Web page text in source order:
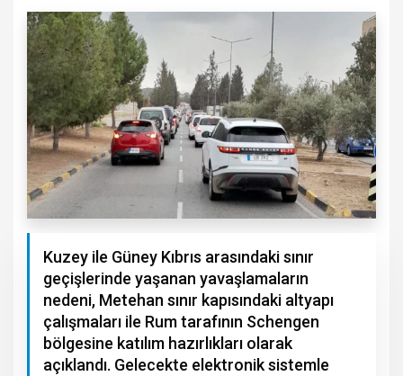
Kuzey ile Güney Kıbrıs arasındaki sınır
geçişlerinde yaşanan yavaşlamaların
nedeni, Metehan sınır kapısındaki altyapı
çalışmaları ile Rum tarafının Schengen
bölgesine katılım hazırlıkları olarak
açıklandı. Gelecekte elektronik sistemle